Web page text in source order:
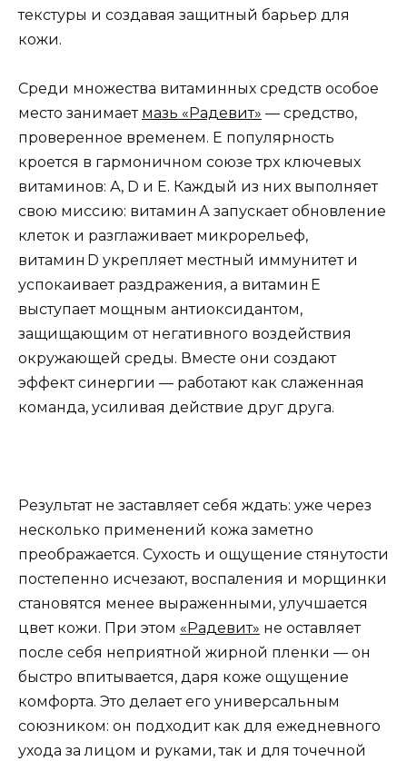
текстуры и создавая защитный барьер для
кожи.
Среди множества витаминных средств особое
место занимает мазь «Радевит» — средство,
проверенное временем. Е популярность
кроется в гармоничном союзе трх ключевых
витаминов: А, D и Е. Каждый из них выполняет
свою миссию: витамин А запускает обновление
клеток и разглаживает микрорельеф,
витамин D укрепляет местный иммунитет и
успокаивает раздражения, а витамин Е
выступает мощным антиоксидантом,
защищающим от негативного воздействия
окружающей среды. Вместе они создают
эффект синергии — работают как слаженная
команда, усиливая действие друг друга.
Результат не заставляет себя ждать: уже через
несколько применений кожа заметно
преображается. Сухость и ощущение стянутости
постепенно исчезают, воспаления и морщинки
становятся менее выраженными, улучшается
цвет кожи. При этом «Радевит» не оставляет
после себя неприятной жирной пленки — он
быстро впитывается, даря коже ощущение
комфорта. Это делает его универсальным
союзником: он подходит как для ежедневного
ухода за лицом и руками, так и для точечной